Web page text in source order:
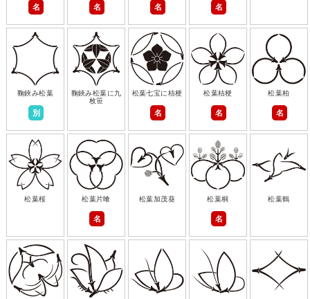
名 名 名 名
鞠鋏み松葉
別
鞠鋏み松葉に九
枚笹
松葉七宝に桔梗
名
松葉桔梗
名
松葉柏
名
松葉桜 松葉片喰
名
松葉加茂葵 松葉桐
名
松葉鶴